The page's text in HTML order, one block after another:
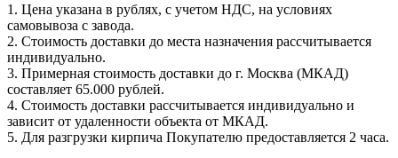
1. Цена указана в рублях, с учетом НДС, на условиях
самовывоза с завода.
2. Стоимость доставки до места назначения рассчитывается
индивидуально.
3. Примерная стоимость доставки до г. Москва (МКАД)
составляет 65.000 рублей.
4. Стоимость доставки рассчитывается индивидуально и
зависит от удаленности объекта от МКАД.
5. Для разгрузки кирпича Покупателю предоставляется 2 часа.